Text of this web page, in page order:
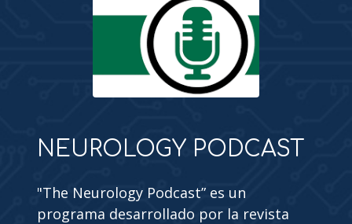
NEUROLOGY PODCAST
"The Neurology Podcast” es un
programa desarrollado por la revista